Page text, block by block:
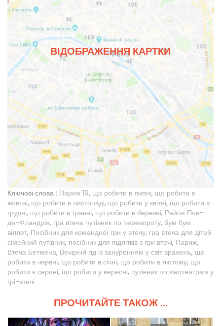
ВІДОБРАЖЕННЯ КАРТКИ
Ключові слова : Париж 19, що робити в липні, що робити в
жовтні, що робити в листопаді, що робити у квітні, що робити в
грудні, що робити в травні, що робити в березні, Район Пон-
де-Фландрія, гра втеча путівник по перевороту, бум бум
віллет, Посібник для командної гри у втечу, гра втеча для дітей
сімейний путівник, посібник для підлітків з гри втечі, Париж,
Втеча Бетмена, Вечірній гід із зануренням у світ вражень, що
робити в червні, що робити в січні, що робити в лютому, що
робити в серпні, що робити у вересні, путівник по кінотеатрам у
грі-втечі
ПРОЧИТАЙТЕ ТАКОЖ ...